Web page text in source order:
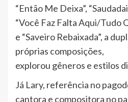
“Então Me Deixa”,
“Você Faz Falta Aqui/Tudo
e “Saveiro Rebaixada”, a
próprias composições,
explorou gêneros e estilos
Já Lary, referência no
cantora e compositora no